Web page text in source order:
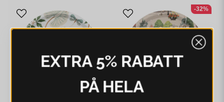
-32%
EXTRA 5% RABATT
PÅ HELA